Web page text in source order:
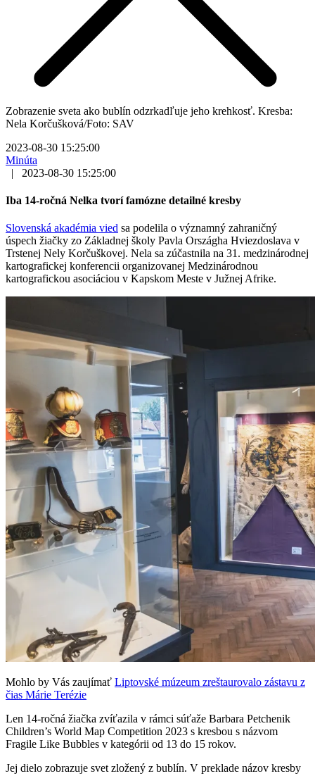
Zobrazenie sveta ako bublín odzrkadľuje jeho krehkosť. Kresba:
Nela Korčušková/Foto: SAV
2023-08-30 15:25:00
Minúta
|
2023-08-30 15:25:00
Iba 14-ročná Nelka tvorí famózne detailné kresby
Slovenská akadémia vied sa podelila o významný zahraničný
úspech žiačky zo Základnej školy Pavla Országha Hviezdoslava v
Trstenej Nely Korčuškovej. Nela sa zúčastnila na 31. medzinárodnej
kartografickej konferencii organizovanej Medzinárodnou
kartografickou asociáciou v Kapskom Meste v Južnej Afrike.
Mohlo by Vás zaujímať Liptovské múzeum zreštaurovalo zástavu z
čias Márie Terézie
Len 14-ročná žiačka zvíťazila v rámci súťaže Barbara Petchenik
Children’s World Map Competition 2023 s kresbou s názvom
Fragile Like Bubbles v kategórii od 13 do 15 rokov.
Jej dielo zobrazuje svet zložený z bublín. V preklade názov kresby